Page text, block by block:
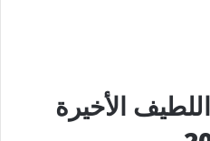
الأخيرة